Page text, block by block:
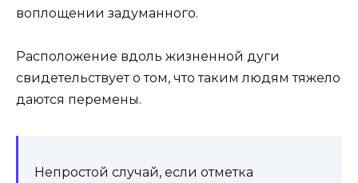
воплощении задуманного.
Расположение вдоль жизненной дуги
свидетельствует о том, что таким людям тяжело
даются перемены.
Непростой случай, если отметка